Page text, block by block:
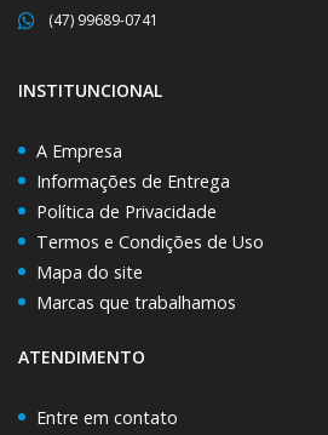
(47) 99689-0741
INSTITUNCIONAL
A Empresa
Informações de Entrega
Política de Privacidade
Termos e Condições de Uso
Mapa do site
Marcas que trabalhamos
ATENDIMENTO
Entre em contato